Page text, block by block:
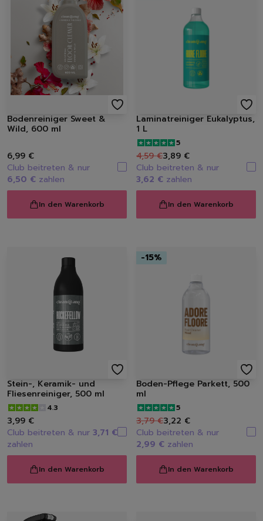
Handschuhe
Müllbeutel | Eimer
Haushaltspapier
Tücher | Schwämme |
Mikrofaser-Tücher
Schwämme |
Bürsten
Bodenreiniger Sweet &
Wild, 600 ml
6,99 €
Club beitreten & nur
6,50 € zahlen
In den Warenkorb
Laminatreiniger Eukalyptus,
1 L
5
4,59 €3,89 €
Club beitreten & nur
3,62 € zahlen
In den Warenkorb
Stein-, Keramik- und
Fliesenreiniger, 500 ml
4.3
3,99 €
Club beitreten & nur 3,71 €
zahlen
In den Warenkorb
-15%
Boden-Pflege Parkett, 500
ml
5
3,79 €3,22 €
Club beitreten & nur
2,99 € zahlen
In den Warenkorb